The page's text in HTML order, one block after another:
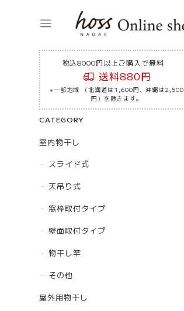
税込8000円以上ご購入で無料
送料880円
※一部地域 （北海道は1,600円、沖縄は2,500
円）を除きます。
CATEGORY
室内物干し
スライド式
天吊り式
窓枠取付タイプ
壁面取付タイプ
物干し竿
その他
屋外用物干し